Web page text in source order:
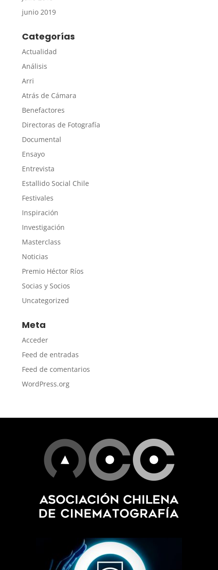
junio 2019
Categorías
Actualidad
Análisis
Arri
Atrás de Cámara
Benefactores
Directoras de Fotografía
Documental
Ensayo
Entrevista
Estallido Social Chile
Festivales
Inspiración
Investigación
Masterclass
Noticias
Premio Héctor Ríos
Socias y Socios
Uncategorized
Meta
Acceder
Feed de entradas
Feed de comentarios
WordPress.org